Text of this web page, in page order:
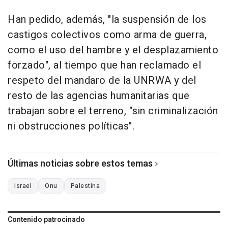
Han pedido, además, "la suspensión de los
castigos colectivos como arma de guerra,
como el uso del hambre y el desplazamiento
forzado", al tiempo que han reclamado el
respeto del mandaro de la UNRWA y del
resto de las agencias humanitarias que
trabajan sobre el terreno, "sin criminalización
ni obstrucciones políticas".
Últimas noticias sobre estos temas
Israel Onu Palestina
Contenido patrocinado